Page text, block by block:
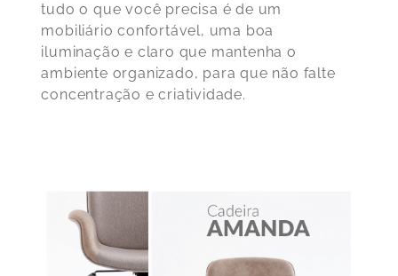
tudo o que você precisa é de um
mobiliário confortável, uma boa
iluminação e claro que mantenha o
ambiente organizado, para que não falte
concentração e criatividade.